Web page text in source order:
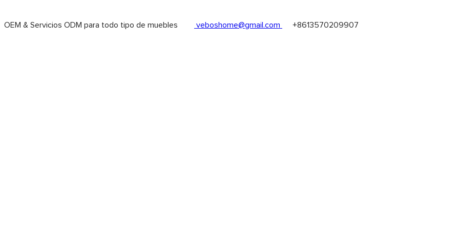
OEM & Servicios ODM para todo tipo de muebles veboshome@gmail.com +8613570209907